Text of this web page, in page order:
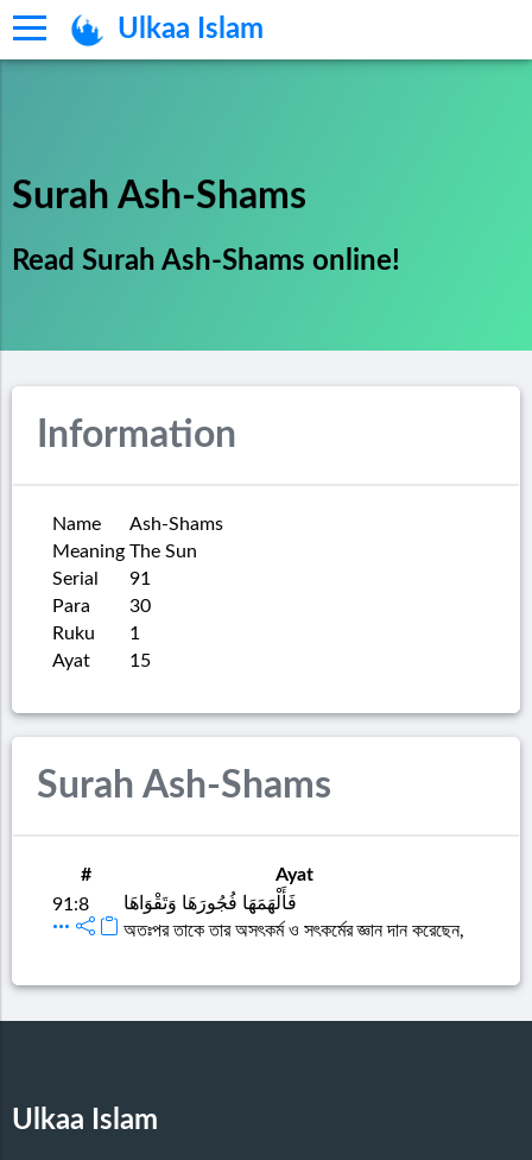
Ulkaa Islam
Surah Ash-Shams
Read Surah Ash-Shams online!
Information
Name
Ash-Shams
Meaning The Sun
Serial
91
Para
30
Ruku
1
Ayat
15
Surah Ash-Shams
#
Ayat
91:8
فَأَلْهَمَهَا فُجُورَهَا وَتَقْوَاهَا
অতঃপর তাকে তার অসৎকর্ম ও সৎকর্মের জ্ঞান দান করেছেন,
Ulkaa Islam